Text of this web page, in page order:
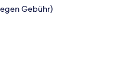
Gebühr)